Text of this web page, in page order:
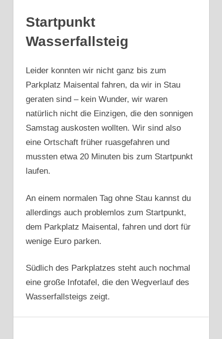
Startpunkt
Wasserfallsteig
Leider konnten wir nicht ganz bis zum
Parkplatz Maisental fahren, da wir in Stau
geraten sind – kein Wunder, wir waren
natürlich nicht die Einzigen, die den sonnigen
Samstag auskosten wollten. Wir sind also
eine Ortschaft früher ruasgefahren und
mussten etwa 20 Minuten bis zum Startpunkt
laufen.
An einem normalen Tag ohne Stau kannst du
allerdings auch problemlos zum Startpunkt,
dem Parkplatz Maisental, fahren und dort für
wenige Euro parken.
Südlich des Parkplatzes steht auch nochmal
eine große Infotafel, die den Wegverlauf des
Wasserfallsteigs zeigt.